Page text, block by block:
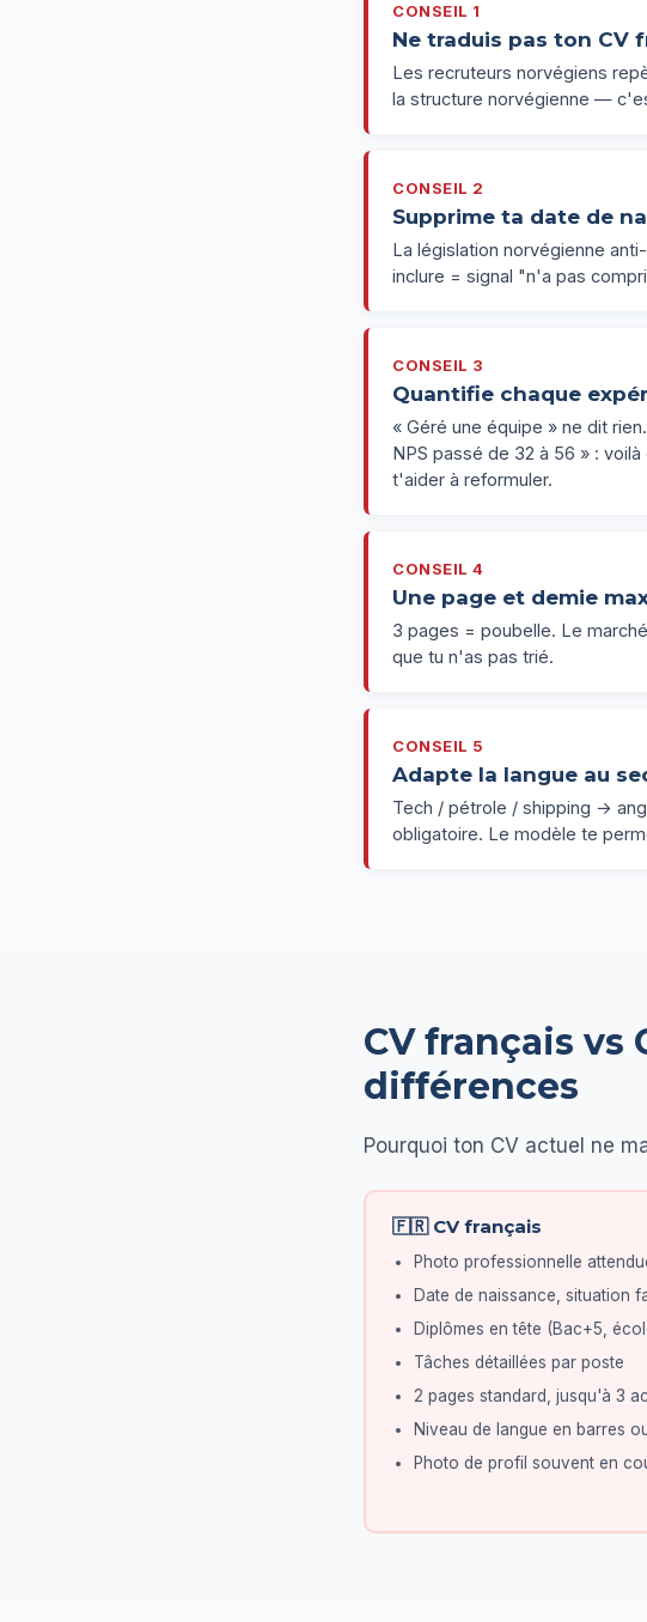
CONSEIL 1
Ne traduis pas ton CV
Les recruteurs norvégiens
la structure norvégienne —
CONSEIL 2
Supprime ta date de
La législation norvégienne
inclure = signal "n'a pas
CONSEIL 3
Quantifie chaque
« Géré une équipe » ne dit
NPS passé de 32 à 56 » :
t'aider à reformuler.
CONSEIL 4
Une page et demie
3 pages = poubelle. Le
que tu n'as pas trié.
CONSEIL 5
Adapte la langue au
Tech / pétrole / shipping →
obligatoire. Le modèle te
CV français vs
différences
Pourquoi ton CV actuel ne
🇫🇷 CV français
Photo professionnelle
Date de naissance, situation
Diplômes en tête (Bac+5,
Tâches détaillées par poste
2 pages standard, jusqu'à 3
Niveau de langue en barres
Photo de profil souvent en